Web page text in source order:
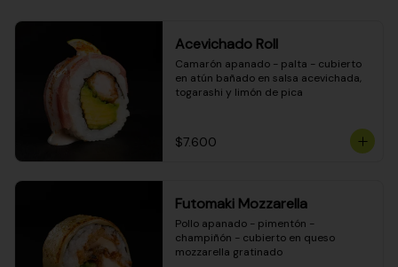
Acevichado Roll
Camarón apanado - palta - cubierto
en atún bañado en salsa acevichada,
togarashi y limón de pica
$7.600
Futomaki Mozzarella
Pollo apanado - pimentón -
champiñón - cubierto en queso
mozzarella gratinado